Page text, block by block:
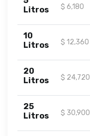
Litros
$ 6,180
10
Litros
$ 12,360
20
Litros
$ 24,720
25
Litros
$ 30,900